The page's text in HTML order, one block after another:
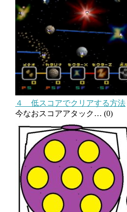
４ 低スコアでクリアする方法
今なおスコアアタック… (0)